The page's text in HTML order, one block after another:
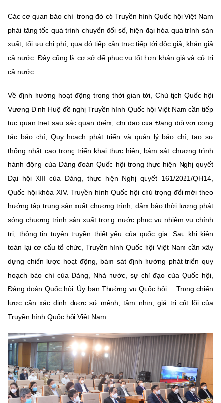
Các cơ quan báo chí, trong đó có Truyền hình Quốc hội Việt Nam
phải tăng tốc quá trình chuyển đổi số, hiện đại hóa quá trình sản
xuất, tối ưu chi phí, qua đó tiếp cận trực tiếp tới độc giả, khán giả
cả nước. Đây cũng là cơ sở để phục vụ tốt hơn khán giả và cử tri
cả nước.
Về định hướng hoạt động trong thời gian tới, Chủ tịch Quốc hội
Vương Đình Huệ đề nghị Truyền hình Quốc hội Việt Nam cần tiếp
tục quán triệt sâu sắc quan điểm, chỉ đạo của Đảng đối với công
tác báo chí; Quy hoạch phát triển và quản lý báo chí, tạo sự
thống nhất cao trong triển khai thực hiện; bám sát chương trình
hành động của Đảng đoàn Quốc hội trong thực hiện Nghị quyết
Đại hội XIII của Đảng, thực hiện Nghị quyết 161/2021/QH14,
Quốc hội khóa XIV. Truyền hình Quốc hội chú trọng đổi mới theo
hướng tập trung sản xuất chương trình, đảm bảo thời lượng phát
sóng chương trình sản xuất trong nước phục vụ nhiệm vụ chính
trị, thông tin tuyên truyền thiết yếu của quốc gia. Sau khi kiện
toàn lại cơ cấu tổ chức, Truyền hình Quốc hội Việt Nam cần xây
dựng chiến lược hoạt động, bám sát định hướng phát triển quy
hoạch báo chí của Đảng, Nhà nước, sự chỉ đạo của Quốc hội,
Đảng đoàn Quốc hội, Ủy ban Thường vụ Quốc hội… Trong chiến
lược cần xác định được sứ mệnh, tầm nhìn, giá trị cốt lõi của
Truyền hình Quốc hội Việt Nam.